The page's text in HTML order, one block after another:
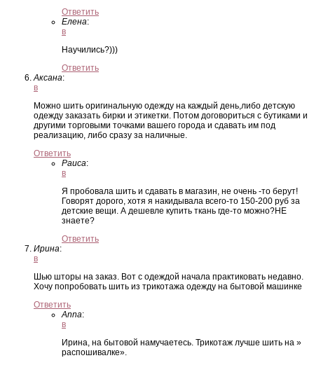
Ответить
Елена:
в
Научились?)))
Ответить
Аксана:
в
Можно шить оригинальную одежду на каждый день,либо детскую
одежду заказать бирки и этикетки. Потом договориться с бутиками и
другими торговыми точками вашего города и сдавать им под
реализацию, либо сразу за наличные.
Ответить
Раиса:
в
Я пробовала шить и сдавать в магазин, не очень -то берут!
Говорят дорого, хотя я накидывала всего-то 150-200 руб за
детские вещи. А дешевле купить ткань где-то можно?НЕ
знаете?
Ответить
Ирина:
в
Шью шторы на заказ. Вот с одеждой начала практиковать недавно.
Хочу попробовать шить из трикотажа одежду на бытовой машинке
Ответить
Anna:
в
Ирина, на бытовой намучаетесь. Трикотаж лучше шить на »
распошивалке».